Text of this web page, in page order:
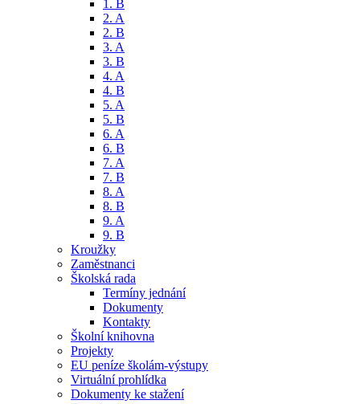
1. B
2. A
2. B
3. A
3. B
4. A
4. B
5. A
5. B
6. A
6. B
7. A
7. B
8. A
8. B
9. A
9. B
Kroužky
Zaměstnanci
Školská rada
Termíny jednání
Dokumenty
Kontakty
Školní knihovna
Projekty
EU peníze školám-výstupy
Virtuální prohlídka
Dokumenty ke stažení